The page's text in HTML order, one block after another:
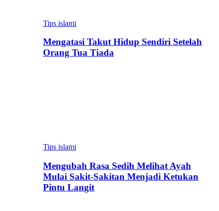
Tips islami
Mengatasi Takut Hidup Sendiri Setelah
Orang Tua Tiada
Tips islami
Mengubah Rasa Sedih Melihat Ayah
Mulai Sakit-Sakitan Menjadi Ketukan
Pintu Langit